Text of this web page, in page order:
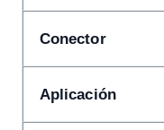
Conector
Aplicación